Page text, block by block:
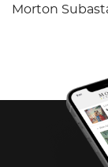
Morton